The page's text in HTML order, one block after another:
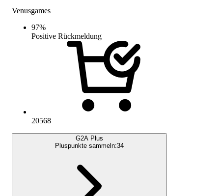
Venusgames
97%
Positive Rückmeldung
20568
G2A Plus
Pluspunkte sammeln:34